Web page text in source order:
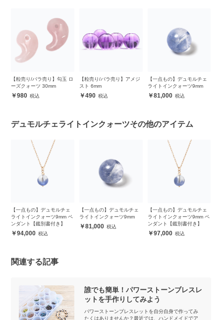
【粒売り/バラ売り】勾玉 ロ
ーズクォーツ 30mm
980
【粒売り/バラ売り】アメジ
スト 6mm
490
【一点もの】デュモルチェ
ライトインクォーツ9mm
81,000
デュモルチェライトインクォーツその他のアイテム
【一点もの】デュモルチェ
ライトインクォーツ9mm ペ
ンダント【鑑別書付き】
94,000
【一点もの】デュモルチェ
ライトインクォーツ9mm
81,000
【一点もの】デュモルチェ
ライトインクォーツ9mm ペ
ンダント【鑑別書付き】
97,000
関連する記事
誰でも簡単！パワーストーンブレスレ
ットを手作りしてみよう
パワーストーンブレスレットを自分自身で作ってみ
たくはありませんか？最近では、ハンドメイドでア